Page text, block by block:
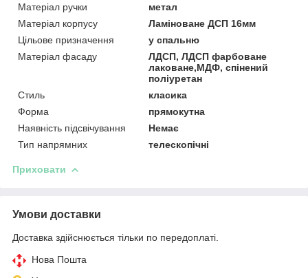
Матеріал ручки
метал
Матеріал корпусу
Ламіноване ДСП 16мм
Цільове призначення
у спальню
Матеріал фасаду
ЛДСП, ЛДСП фарбоване
лаковане,МДФ, спінений
поліуретан
Стиль
класика
Форма
прямокутна
Наявність підсвічування
Немає
Тип напрямних
телескопічні
Приховати
Умови доставки
Доставка здійснюється тільки по передоплаті.
Нова Пошта